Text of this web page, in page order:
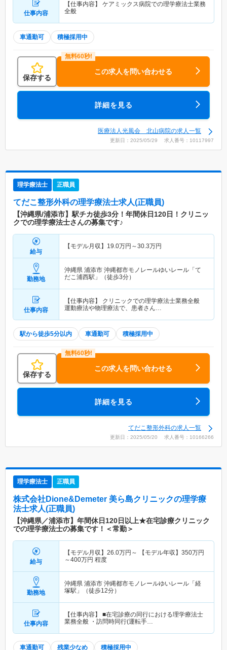
仕事内容
【仕事内容】 ケアミックス病院での理学療法士業務
全般
車通勤可 積極採用中
保存する
この求人を問い合わせる
詳細を見る
医療法人光風会 北山病院の求人一覧
更新日：2025/05/29 求人番号：10117997
理学療法士 正職員
てだこ整形外科の理学療法士求人(正職員)
【沖縄県/浦添市】駅チカ徒歩3分！年間休日120日！クリニッ
クでの理学療法士さんの募集です♪
給与
【モデル月収】 19.0万円～30.3万円
勤務地
沖縄県 浦添市 沖縄都市モノレールゆいレール「て
だこ浦西駅」（徒歩3分）
仕事内容
【仕事内容】 クリニックでの理学療法士業務全般
運動療法や物理療法で、患者さん…
駅から徒歩5分以内 車通勤可 積極採用中
保存する
この求人を問い合わせる
詳細を見る
てだこ整形外科の求人一覧
更新日：2025/05/20 求人番号：10166266
理学療法士 正職員
株式会社Dione&Demeter 美ら島クリニックの理学療
法士求人(正職員)
【沖縄県／浦添市】年間休日120日以上★在宅診療クリニック
での理学療法士の募集です！＜常勤＞
給与
【モデル月収】 26.0万円～ 【モデル年収】 350万円
～400万円 程度
勤務地
沖縄県 浦添市 沖縄都市モノレールゆいレール「経
塚駅」（徒歩12分）
仕事内容
【仕事内容】 ■在宅診療の同行における理学療法士
業務全般 ・訪問時同行(運転手…
車通勤可 残業少なめ 積極採用中